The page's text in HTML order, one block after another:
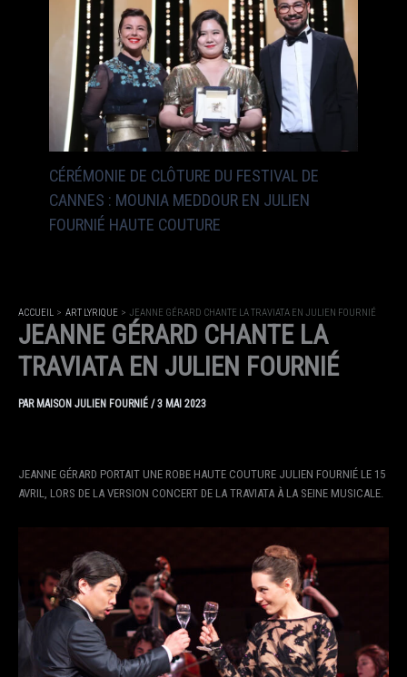
CÉRÉMONIE DE CLÔTURE DU FESTIVAL DE
CANNES : MOUNIA MEDDOUR EN JULIEN
FOURNIÉ HAUTE COUTURE
ACCUEIL ART LYRIQUE JEANNE GÉRARD CHANTE LA TRAVIATA EN JULIEN FOURNIÉ
JEANNE GÉRARD CHANTE LA
TRAVIATA EN JULIEN FOURNIÉ
PAR MAISON JULIEN FOURNIÉ /3 MAI 2023
JEANNE GÉRARD PORTAIT UNE ROBE HAUTE COUTURE JULIEN FOURNIÉ LE 15
AVRIL, LORS DE LA VERSION CONCERT DE LA TRAVIATA À LA SEINE MUSICALE.